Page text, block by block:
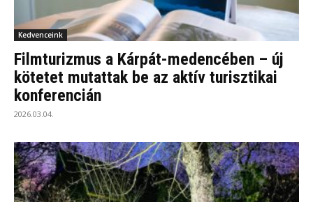
Kedvenceink
Filmturizmus a Kárpát-medencében – új
kötetet mutattak be az aktív turisztikai
konferencián
2026.03.04.